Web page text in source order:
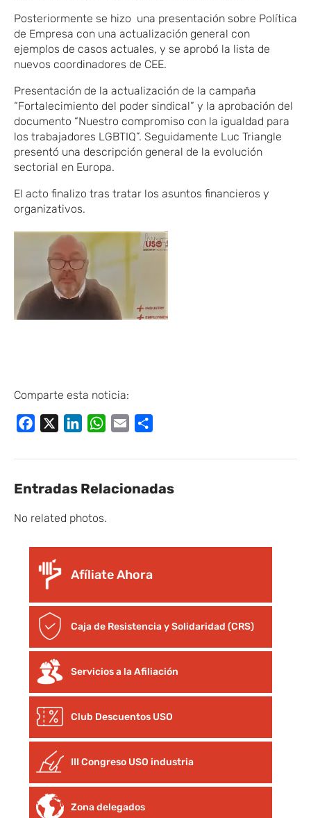
Posteriormente se hizo una presentación sobre Política
de Empresa con una actualización general con
ejemplos de casos actuales, y se aprobó la lista de
nuevos coordinadores de CEE.
Presentación de la actualización de la campaña
“Fortalecimiento del poder sindical” y la aprobación del
documento “Nuestro compromiso con la igualdad para
los trabajadores LGBTIQ”. Seguidamente Luc Triangle
presentó una descripción general de la evolución
sectorial en Europa.
El acto finalizo tras tratar los asuntos financieros y
organizativos.
Comparte esta noticia:
Facebook LinkedInWhatsApp
Email
Entradas Relacionadas
No related photos.
Afíliate Ahora
Caja de Resistencia y Solidaridad (CRS)
Servicios a la Afiliación
Club Descuentos USO
III Congreso USO industria
Zona delegados